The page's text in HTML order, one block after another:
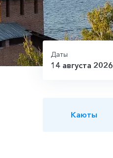
Даты
14 августа
Каюты